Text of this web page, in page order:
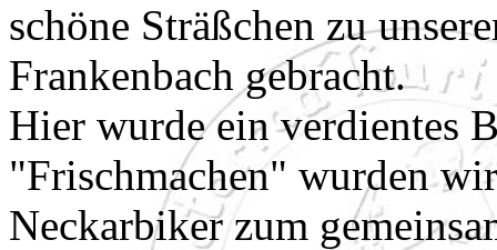
schöne Sträßchen zu
Frankenbach gebracht.
Hier wurde ein verdientes
"Frischmachen" wurden
Neckarbiker zum